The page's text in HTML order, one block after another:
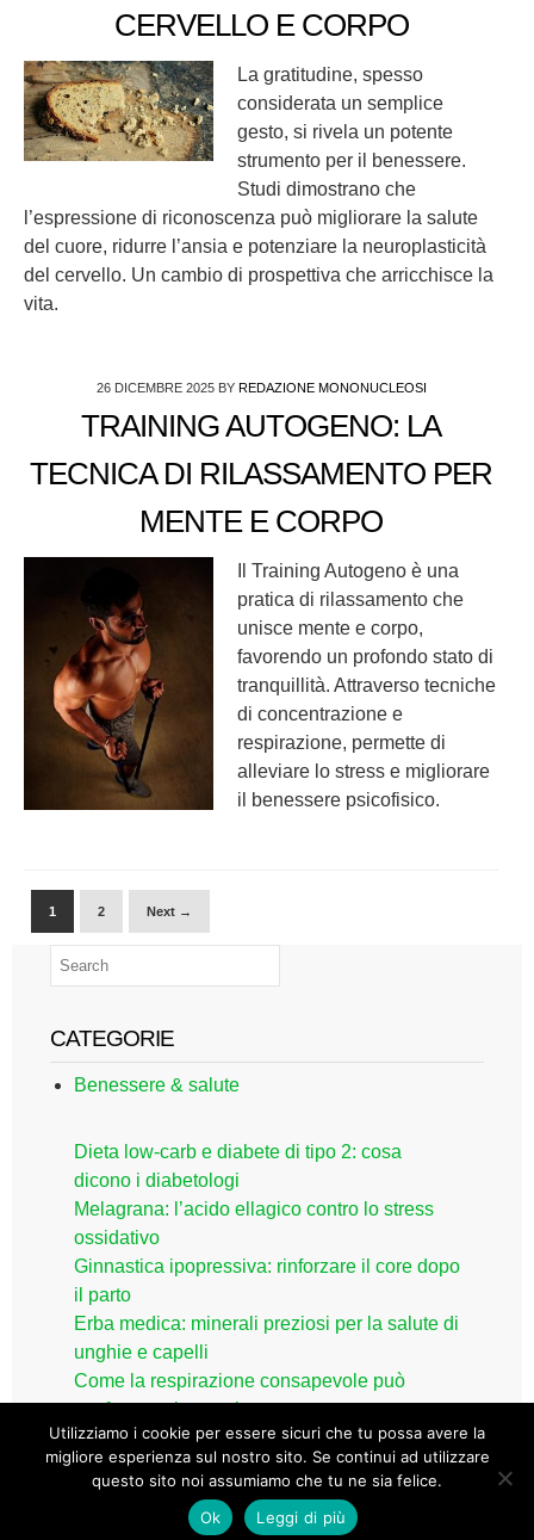
CERVELLO E CORPO
La gratitudine, spesso
considerata un semplice
gesto, si rivela un potente
strumento per il benessere.
Studi dimostrano che
l’espressione di riconoscenza può migliorare la salute
del cuore, ridurre l’ansia e potenziare la neuroplasticità
del cervello. Un cambio di prospettiva che arricchisce la
vita.
26 DICEMBRE 2025BY REDAZIONE MONONUCLEOSI
TRAINING AUTOGENO: LA
TECNICA DI RILASSAMENTO PER
MENTE E CORPO
Il Training Autogeno è una
pratica di rilassamento che
unisce mente e corpo,
favorendo un profondo stato di
tranquillità. Attraverso tecniche
di concentrazione e
respirazione, permette di
alleviare lo stress e migliorare
il benessere psicofisico.
1 2 Next →
CATEGORIE
Benessere & salute
Dieta low-carb e diabete di tipo 2: cosa
dicono i diabetologi
Melagrana: l’acido ellagico contro lo stress
ossidativo
Ginnastica ipopressiva: rinforzare il core dopo
il parto
Erba medica: minerali preziosi per la salute di
unghie e capelli
Come la respirazione consapevole può
trasformare la tua vita
2026 © 2017 - Tutti i diritti riservati. |Privacy policy |
Utilizziamo i cookie per essere sicuri che tu possa avere la
migliore esperienza sul nostro sito. Se continui ad utilizzare
questo sito noi assumiamo che tu ne sia felice.
Ok
Leggi di più